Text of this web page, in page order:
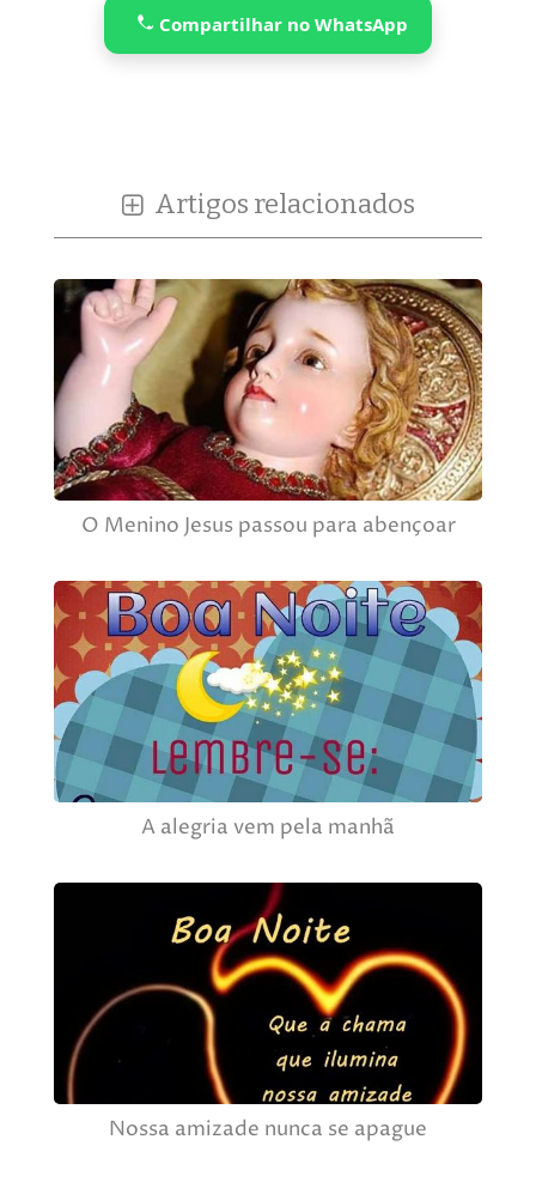
Compartilhar no WhatsApp
Artigos relacionados
O Menino Jesus passou para abençoar
A alegria vem pela manhã
Nossa amizade nunca se apague